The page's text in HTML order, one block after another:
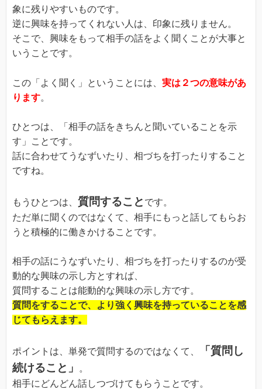
象に残りやすいものです。
逆に興味を持ってくれない人は、印象に残りません。
そこで、興味をもって相手の話をよく聞くことが大事と
いうことです。
この「よく聞く」ということには、 実は２つの意味があ
ります。
ひとつは、「相手の話をきちんと聞いていることを示
す」ことです。
話に合わせてうなずいたり、相づちを打ったりすること
ですね。
もうひとつは、 質問すること です。
ただ単に聞くのではなくて、相手にもっと話してもらお
うと積極的に働きかけることです。
相手の話にうなずいたり、相づちを打ったりするのが受
動的な興味の示し方とすれば、
質問することは能動的な興味の示し方です。
質問をすることで、より強く興味を持っていることを感
じてもらえます。
ポイントは、単発で質問するのではなくて、
「質問し
続けること」
。
相手にどんどん話しつづけてもらうことです。